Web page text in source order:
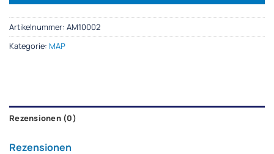
Artikelnummer: AM10002
Kategorie: MAP
Rezensionen (0)
Rezensionen